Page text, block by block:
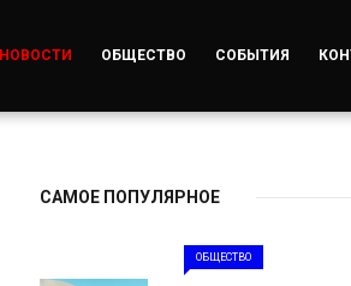
НОВОСТИ ОБЩЕСТВО СОБЫТИЯ
САМОЕ ПОПУЛЯРНОЕ
ОБЩЕСТВО